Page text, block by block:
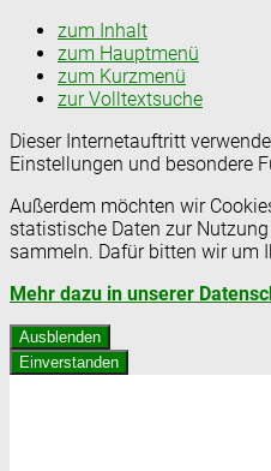
zum Inhalt
zum Hauptmenü
zum Kurzmenü
zur Volltextsuche
Dieser Internetauftritt
Einstellungen und besondere
Außerdem möchten wir
statistische Daten zur
sammeln. Dafür bitten wir um
Mehr dazu in unserer
Ausblenden
Einverstanden